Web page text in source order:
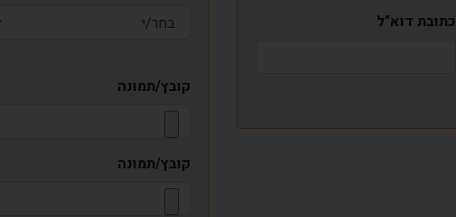
כתובת דוא"ל
קובץ/תמונה
קובץ/תמונה